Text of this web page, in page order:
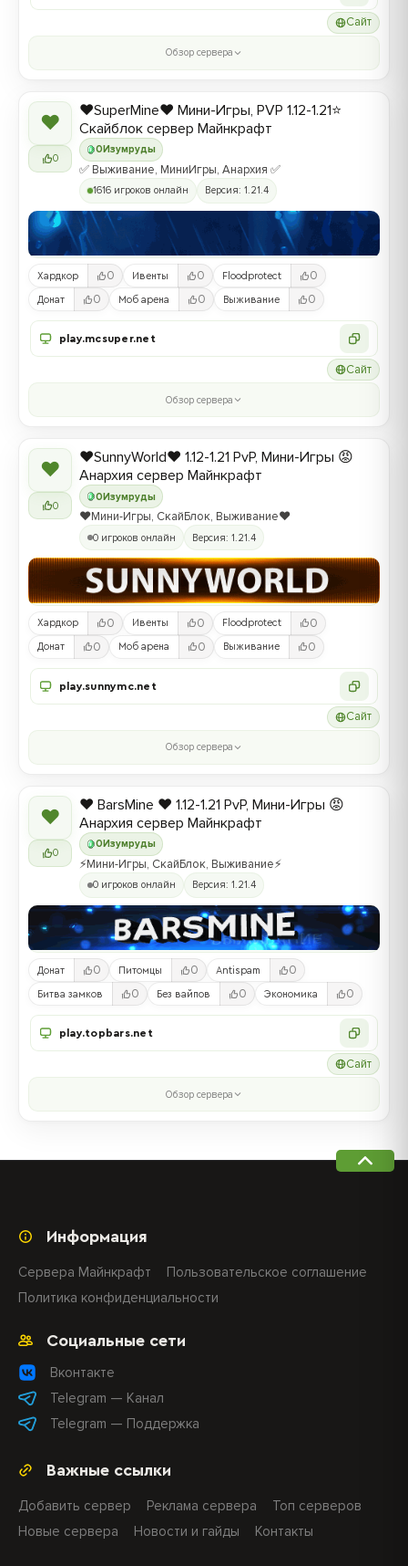
Сайт
Обзор сервера
❤
0
0 Изумруды
❤️SuperMine❤️ Мини-Игры, PVP 1.12-1.21⭐
Скайблок сервер Майнкрафт
✅ Выживание, МиниИгры, Анархия ✅
1616 игроков онлайн Версия: 1.21.4
Хардкор 0 Ивенты 0 Floodprotect 0
Донат 0 Моб арена 0 Выживание 0
play.mcsuper.net
Сайт
Обзор сервера
❤
0
0Изумруды
❤️SunnyWorld❤️ 1.12-1.21 PvP, Мини-Игры 😡
Анархия сервер Майнкрафт
❤️Мини-Игры, СкайБлок, Выживание❤️
0 игроков онлайн Версия: 1.21.4
Хардкор 0 Ивенты 0 Floodprotect 0
Донат 0 Моб арена 0 Выживание 0
play.sunnymc.net
Сайт
Обзор сервера
❤
0
0 Изумруды
❤️ BarsMine ❤️ 1.12-1.21 PvP, Мини-Игры 😡
Анархия сервер Майнкрафт
⚡Мини-Игры, СкайБлок, Выживание⚡
0 игроков онлайн Версия: 1.21.4
Донат 0 Питомцы 0 Antispam 0
Битва замков 0 Без вайпов 0 Экономика 0
play.topbars.net
Сайт
Обзор сервера
Важные ссылки
Добавить сервер Реклама сервера
Топ серверов
Новые сервера
Новости и гайды Контакты
Социальные сети
Вконтакте
Telegram — Канал
Telegram — Поддержка
Информация
Сервера Майнкрафт
Пользовательское соглашение
Политика конфиденциальности